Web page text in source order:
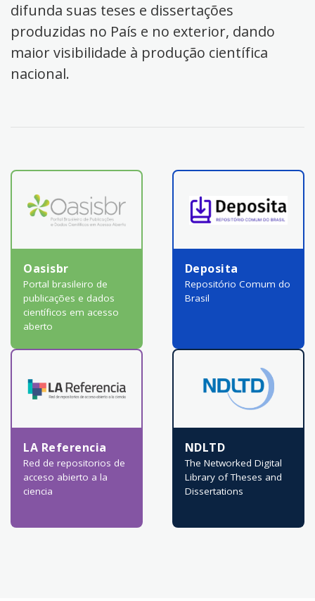
difunda suas teses e dissertações
produzidas no País e no exterior, dando
maior visibilidade à produção científica
nacional.
Oasisbr
Portal brasileiro de
publicações e dados
científicos em acesso
aberto
Deposita
Repositório Comum do
Brasil
LA Referencia
Red de repositorios de
acceso abierto a la
ciencia
NDLTD
The Networked Digital
Library of Theses and
Dissertations